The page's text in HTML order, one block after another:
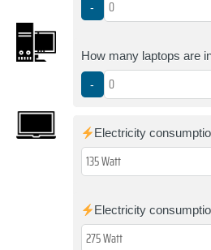
-
How many laptops are
-
Electricity
Electricity